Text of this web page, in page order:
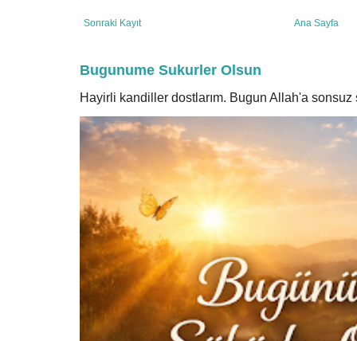
Sonraki Kayıt Ana Sayfa
Bugunume Sukurler Olsun
Hayirli kandiller dostlarım. Bugun Allah'a